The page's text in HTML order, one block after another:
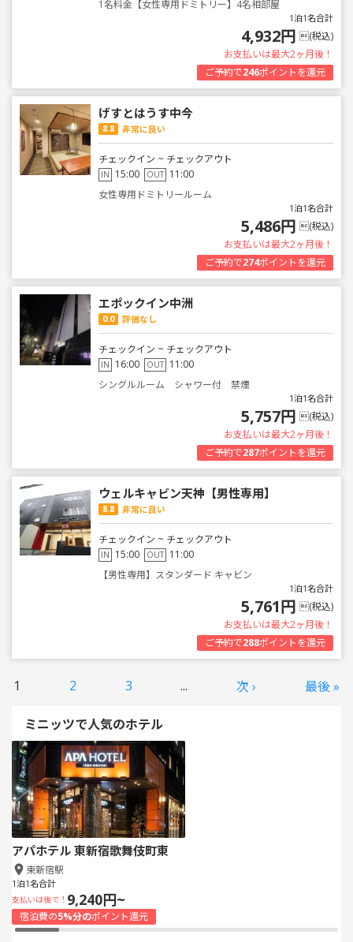
1名料金【女性専用ドミトリー】4名相部屋
1泊1名合計
4,932円 (税込)
お支払いは最大2ヶ月後！
ご予約で246ポイントを還元
げすとはうす中今
8.8 非常に良い
チェックイン ~ チェックアウト
IN 15:00 OUT 11:00
女性専用ドミトリールーム
1泊1名合計
5,486円 (税込)
お支払いは最大2ヶ月後！
ご予約で274ポイントを還元
エポックイン中洲
0.0 評価なし
チェックイン ~ チェックアウト
IN 16:00 OUT 11:00
シングルルーム シャワー付 禁煙
1泊1名合計
5,757円 (税込)
お支払いは最大2ヶ月後！
ご予約で287ポイントを還元
ウェルキャビン天神【男性専用】
8.8 非常に良い
チェックイン ~ チェックアウト
IN 15:00 OUT 11:00
【男性専用】スタンダード キャビン
1泊1名合計
5,761円 (税込)
お支払いは最大2ヶ月後！
ご予約で288ポイントを還元
1 2 3 ... 次 › 最後 »
ミニッツで人気のホテル
アパホテル 東新宿歌舞伎町東
東新宿駅
1泊1名合計
支払いは後で！ 9,240円~
宿泊費の5%分のポイント還元